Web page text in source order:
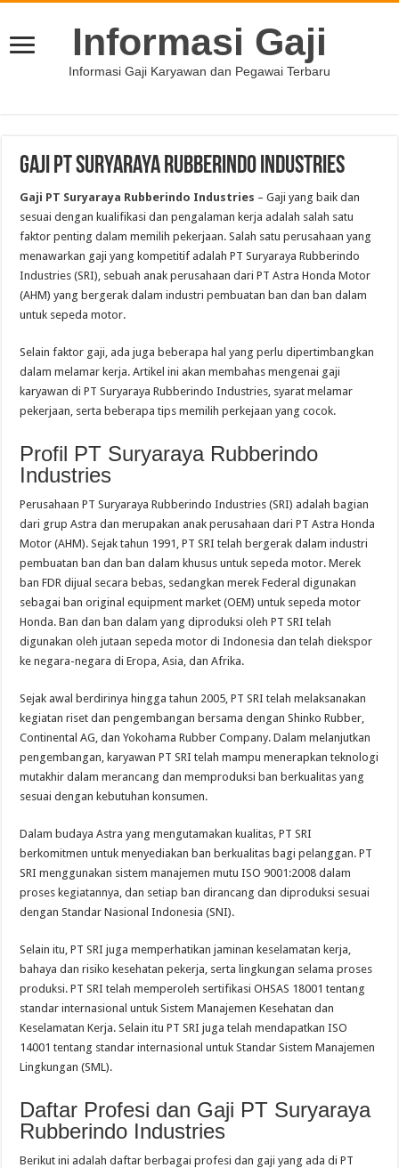
Informasi Gaji
Informasi Gaji Karyawan dan Pegawai Terbaru
Gaji PT Suryaraya Rubberindo Industries
Gaji PT Suryaraya Rubberindo Industries – Gaji yang baik dan
sesuai dengan kualifikasi dan pengalaman kerja adalah salah satu
faktor penting dalam memilih pekerjaan. Salah satu perusahaan yang
menawarkan gaji yang kompetitif adalah PT Suryaraya Rubberindo
Industries (SRI), sebuah anak perusahaan dari PT Astra Honda Motor
(AHM) yang bergerak dalam industri pembuatan ban dan ban dalam
untuk sepeda motor.
Selain faktor gaji, ada juga beberapa hal yang perlu dipertimbangkan
dalam melamar kerja. Artikel ini akan membahas mengenai gaji
karyawan di PT Suryaraya Rubberindo Industries, syarat melamar
pekerjaan, serta beberapa tips memilih perkejaan yang cocok.
Profil PT Suryaraya Rubberindo
Industries
Perusahaan PT Suryaraya Rubberindo Industries (SRI) adalah bagian
dari grup Astra dan merupakan anak perusahaan dari PT Astra Honda
Motor (AHM). Sejak tahun 1991, PT SRI telah bergerak dalam industri
pembuatan ban dan ban dalam khusus untuk sepeda motor. Merek
ban FDR dijual secara bebas, sedangkan merek Federal digunakan
sebagai ban original equipment market (OEM) untuk sepeda motor
Honda. Ban dan ban dalam yang diproduksi oleh PT SRI telah
digunakan oleh jutaan sepeda motor di Indonesia dan telah diekspor
ke negara-negara di Eropa, Asia, dan Afrika.
Sejak awal berdirinya hingga tahun 2005, PT SRI telah melaksanakan
kegiatan riset dan pengembangan bersama dengan Shinko Rubber,
Continental AG, dan Yokohama Rubber Company. Dalam melanjutkan
pengembangan, karyawan PT SRI telah mampu menerapkan teknologi
mutakhir dalam merancang dan memproduksi ban berkualitas yang
sesuai dengan kebutuhan konsumen.
Dalam budaya Astra yang mengutamakan kualitas, PT SRI
berkomitmen untuk menyediakan ban berkualitas bagi pelanggan. PT
SRI menggunakan sistem manajemen mutu ISO 9001:2008 dalam
proses kegiatannya, dan setiap ban dirancang dan diproduksi sesuai
dengan Standar Nasional Indonesia (SNI).
Selain itu, PT SRI juga memperhatikan jaminan keselamatan kerja,
bahaya dan risiko kesehatan pekerja, serta lingkungan selama proses
produksi. PT SRI telah memperoleh sertifikasi OHSAS 18001 tentang
standar internasional untuk Sistem Manajemen Kesehatan dan
Keselamatan Kerja. Selain itu PT SRI juga telah mendapatkan ISO
14001 tentang standar internasional untuk Standar Sistem Manajemen
Lingkungan (SML).
Daftar Profesi dan Gaji PT Suryaraya
Rubberindo Industries
Berikut ini adalah daftar berbagai profesi dan gaji yang ada di PT